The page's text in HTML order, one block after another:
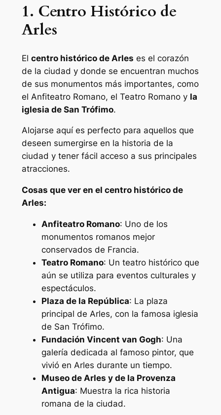
1. Centro Histórico de
Arles
El centro histórico de Arles es el corazón
de la ciudad y donde se encuentran muchos
de sus monumentos más importantes, como
el Anfiteatro Romano, el Teatro Romano y la
iglesia de San Trófimo.
Alojarse aquí es perfecto para aquellos que
deseen sumergirse en la historia de la
ciudad y tener fácil acceso a sus principales
atracciones.
Cosas que ver en el centro histórico de
Arles:
Anfiteatro Romano: Uno de los
monumentos romanos mejor
conservados de Francia.
Teatro Romano: Un teatro histórico que
aún se utiliza para eventos culturales y
espectáculos.
Plaza de la República: La plaza
principal de Arles, con la famosa iglesia
de San Trófimo.
Fundación Vincent van Gogh: Una
galería dedicada al famoso pintor, que
vivió en Arles durante un tiempo.
Museo de Arles y de la Provenza
Antigua: Muestra la rica historia
romana de la ciudad.